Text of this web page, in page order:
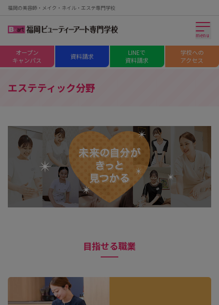
福岡の美容師・メイク・ネイル・エステ専門学校
menu
オープン
キャンパス
資料請求
LINEで
資料請求
学校への
アクセス
エステティック分野
目指せる職業